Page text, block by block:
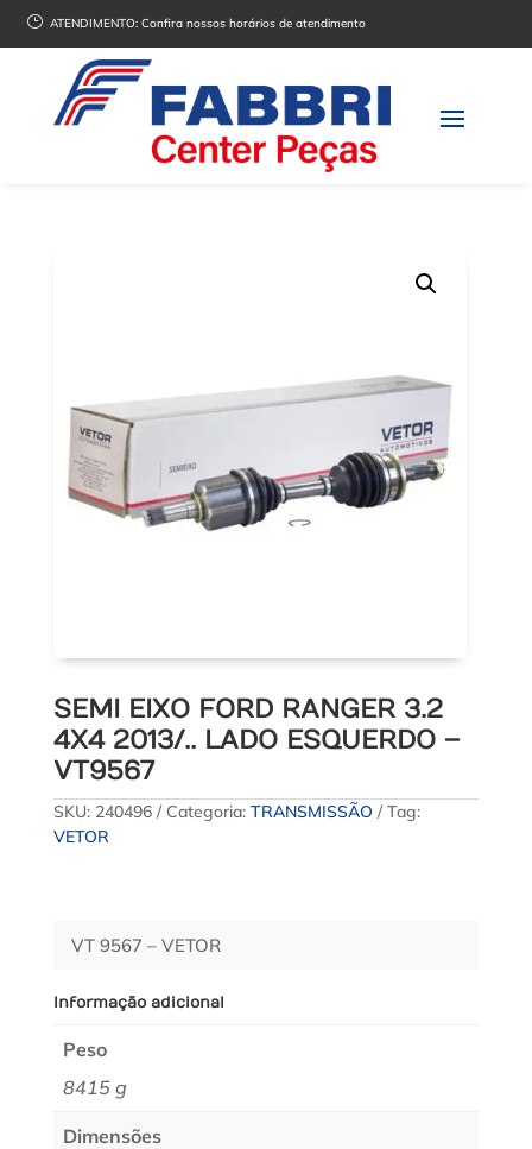
} ATENDIMENTO:Confira nossos horários de atendimento
SEMI EIXO FORD RANGER 3.2
4X4 2013/.. LADO ESQUERDO –
VT9567
SKU: 240496 Categoria: TRANSMISSÃO
Tag:
VETOR
VT 9567 – VETOR
Informação adicional
Peso
8415 g
Dimensões